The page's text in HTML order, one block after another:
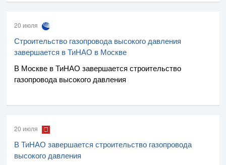
20 июля
Строительство газопровода высокого давления
завершается в ТиНАО в Москве
В Москве в ТиНАО завершается строительство
газопровода высокого давления
20 июля
В ТиНАО завершается строительство газопровода
высокого давления